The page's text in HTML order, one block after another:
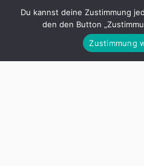
ziehen. Andere offerieren
Harmonisierung oder
Wirksamkeit der Heilpraktiker-
wissenschaftlich belegt.
Du kannst deine Zustimmung
den den Button
Zustimmung